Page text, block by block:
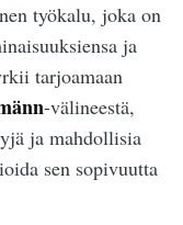
työkalu, joka on
ja
tarjoamaan
-välineestä,
ja mahdollisia
sen sopivuutta